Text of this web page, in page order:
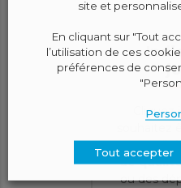
Cliquez
par mail
de
ou des
site et
En cliquant sur "Tout
l’utilisation de ces
préférences de
Tout accepter